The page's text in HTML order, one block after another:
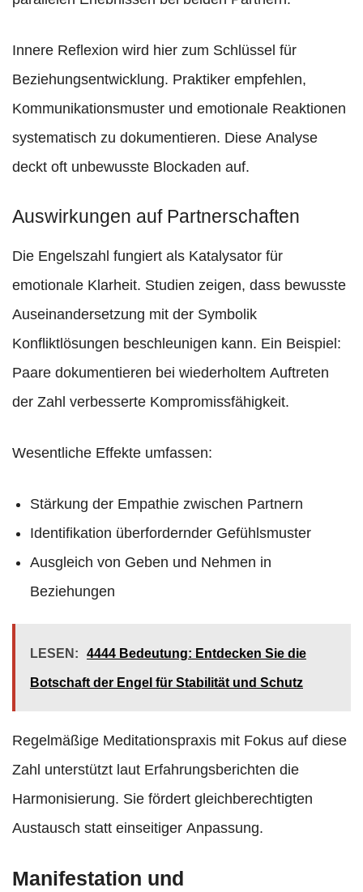
Innere Reflexion wird hier zum Schlüssel für
Beziehungsentwicklung. Praktiker empfehlen,
Kommunikationsmuster und emotionale Reaktionen
systematisch zu dokumentieren. Diese Analyse
deckt oft unbewusste Blockaden auf.
Auswirkungen auf Partnerschaften
Die Engelszahl fungiert als Katalysator für
emotionale Klarheit. Studien zeigen, dass bewusste
Auseinandersetzung mit der Symbolik
Konfliktlösungen beschleunigen kann. Ein Beispiel:
Paare dokumentieren bei wiederholtem Auftreten
der Zahl verbesserte Kompromissfähigkeit.
Wesentliche Effekte umfassen:
Stärkung der Empathie zwischen Partnern
Identifikation überfordernder Gefühlsmuster
Ausgleich von Geben und Nehmen in
Beziehungen
LESEN: 4444 Bedeutung: Entdecken Sie die
Botschaft der Engel für Stabilität und Schutz
Regelmäßige Meditationspraxis mit Fokus auf diese
Zahl unterstützt laut Erfahrungsberichten die
Harmonisierung. Sie fördert gleichberechtigten
Austausch statt einseitiger Anpassung.
Manifestation und